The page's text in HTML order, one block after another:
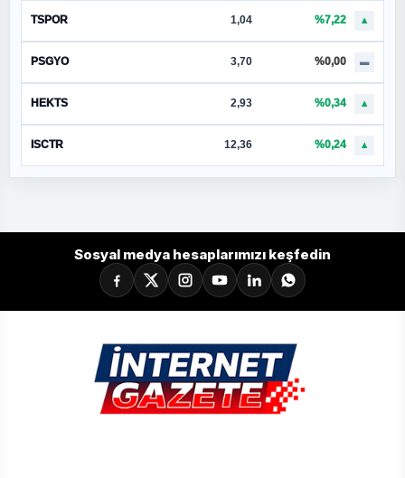
TSPOR 1,04 %7,22 ▲
PSGYO 3,70 %0,00 ▬
HEKTS 2,93 %0,34 ▲
ISCTR 12,36 %0,24 ▲
Sosyal medya hesaplarımızı keşfedin